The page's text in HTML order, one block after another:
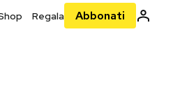
Regala Abbonati